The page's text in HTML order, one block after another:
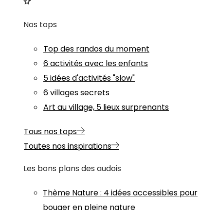
Nos tops
Top des randos du moment
6 activités avec les enfants
5 idées d'activités "slow"
6 villages secrets
Art au village, 5 lieux surprenants
Tous nos tops
Toutes nos inspirations
Les bons plans des audois
Thème Nature: 4 idées accessibles pour
bouger en pleine nature